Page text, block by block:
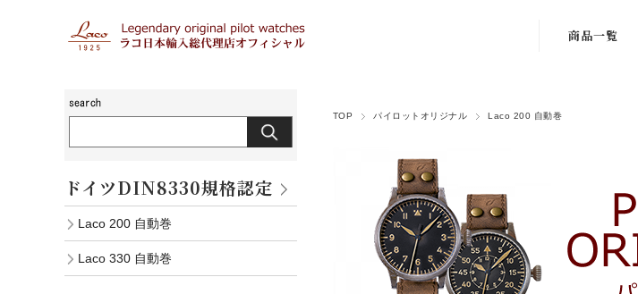
商品一覧
パイロットベー
シック
クロノグラフウ
TOP パイロットオリジナル Laco 200 自動巻
ドイツDIN8330規格認定
Laco 200 自動巻
Laco 330 自動巻